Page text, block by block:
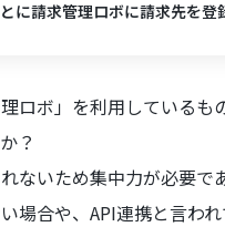
に請求管理ロボに請求先を登
ロボ」を利用している
？
ないため集中力が必要
場合や、API連携と言わ